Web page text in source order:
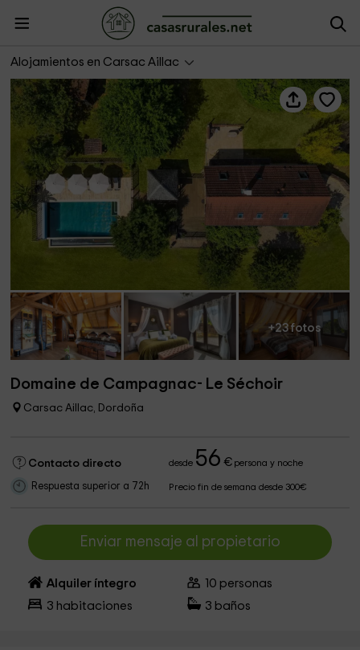
Alojamientos en Carsac Aillac
Domaine de Campagnac- Le Séchoir
+23 fotos
Domaine de Campagnac- Le Séchoir
Carsac Aillac, Dordoña
Contacto directo desde 56 €persona y noche
Respuesta superior a 72h Precio fin de semana desde 300€
Enviar mensaje al propietario
Alquiler íntegro 10 personas
3 habitaciones 3 baños